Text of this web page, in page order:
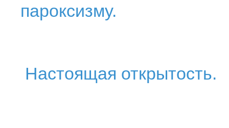
пароксизму.
Настоящая открытость.